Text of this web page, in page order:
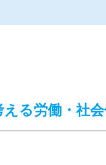
る労働・社会